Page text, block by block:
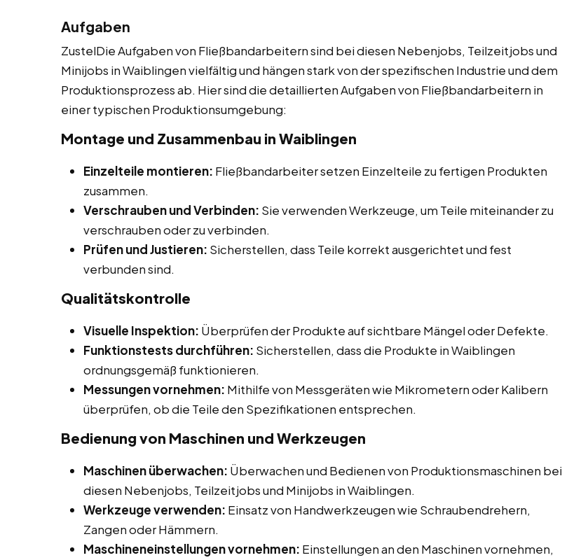
Aufgaben
ZustelDie Aufgaben von Fließbandarbeitern sind bei diesen Nebenjobs, Teilzeitjobs und
Minijobs in Waiblingen vielfältig und hängen stark von der spezifischen Industrie und dem
Produktionsprozess ab. Hier sind die detaillierten Aufgaben von Fließbandarbeitern in
einer typischen Produktionsumgebung:
Montage und Zusammenbau in Waiblingen
Einzelteile montieren: Fließbandarbeiter setzen Einzelteile zu fertigen Produkten
zusammen.
Verschrauben und Verbinden: Sie verwenden Werkzeuge, um Teile miteinander zu
verschrauben oder zu verbinden.
Prüfen und Justieren: Sicherstellen, dass Teile korrekt ausgerichtet und fest
verbunden sind.
Qualitätskontrolle
Visuelle Inspektion: Überprüfen der Produkte auf sichtbare Mängel oder Defekte.
Funktionstests durchführen: Sicherstellen, dass die Produkte in Waiblingen
ordnungsgemäß funktionieren.
Messungen vornehmen: Mithilfe von Messgeräten wie Mikrometern oder Kalibern
überprüfen, ob die Teile den Spezifikationen entsprechen.
Bedienung von Maschinen und Werkzeugen
Maschinen überwachen: Überwachen und Bedienen von Produktionsmaschinen bei
diesen Nebenjobs, Teilzeitjobs und Minijobs in Waiblingen.
Werkzeuge verwenden: Einsatz von Handwerkzeugen wie Schraubendrehern,
Zangen oder Hämmern.
Maschineneinstellungen vornehmen: Einstellungen an den Maschinen vornehmen,